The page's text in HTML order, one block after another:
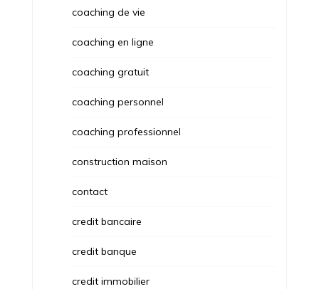
coaching de vie
coaching en ligne
coaching gratuit
coaching personnel
coaching professionnel
construction maison
contact
credit bancaire
credit banque
credit immobilier